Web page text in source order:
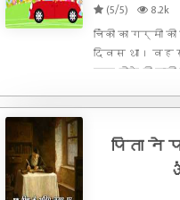
(5/5)
8.2k
चिंकी का गर्मी
दिवस था। वह
शुरू होते ही
घूमने जाने का
पिता